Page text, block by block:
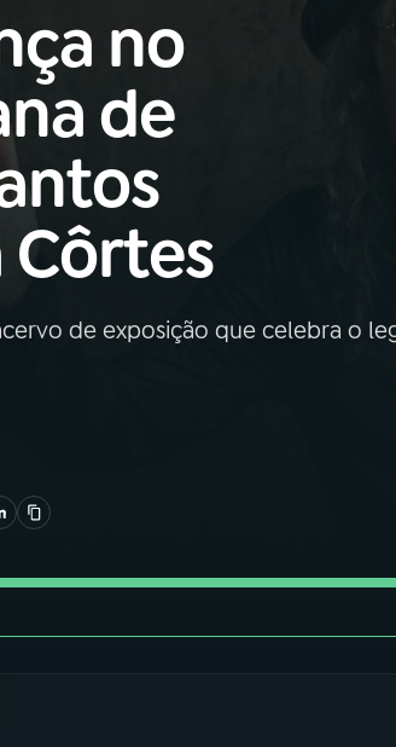
no
de
de exposição que celebra o